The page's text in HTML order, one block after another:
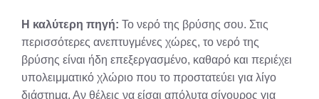
Η καλύτερη πηγή: Το νερό της βρύσης σου. Στις
περισσότερες ανεπτυγμένες χώρες, το νερό της
βρύσης είναι ήδη επεξεργασμένο, καθαρό και περιέχει
υπολειμματικό χλώριο που το προστατεύει για λίγο
διάστημα. Αν θέλεις να είσαι απόλυτα σίγουρος για